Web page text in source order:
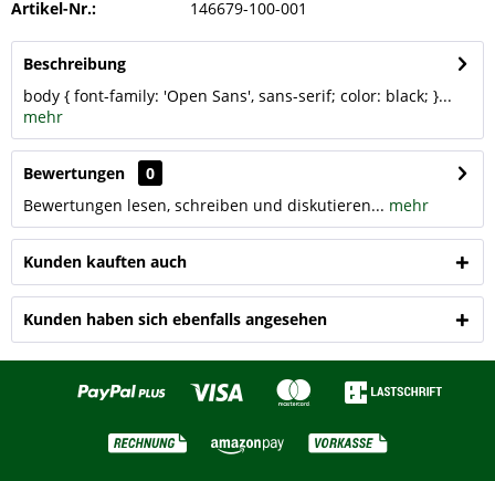
Artikel-Nr.: 146679-100-001
Beschreibung
body { font-family: 'Open Sans', sans-serif; color: black; }...
mehr
Bewertungen
0
Bewertungen lesen, schreiben und diskutieren... mehr
Kunden kauften auch
Kunden haben sich ebenfalls angesehen